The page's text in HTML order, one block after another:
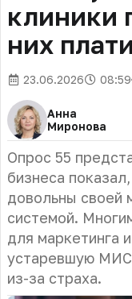
клиники
них
23.06.2026 08:59
Анна
Миронова
Опрос 55
бизнеса
довольны своей
системой.
для маркетинга
устаревшую МИС
из-за страха.